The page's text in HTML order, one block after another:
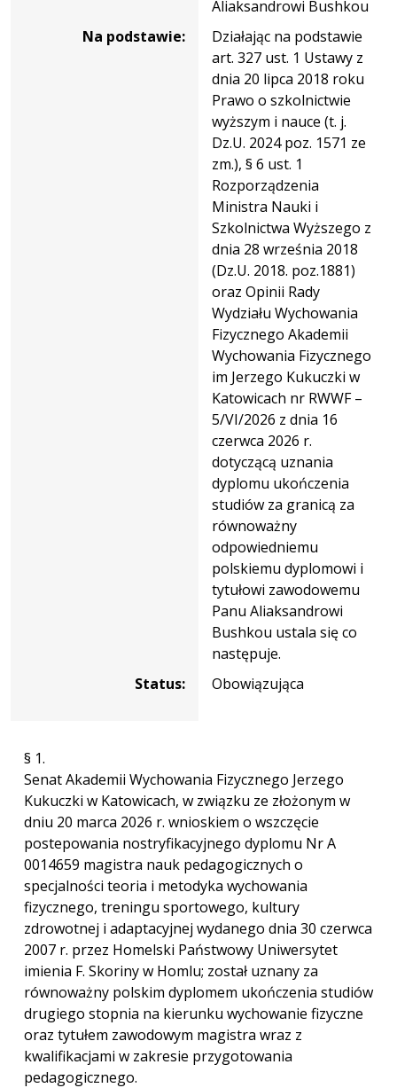
Aliaksandrowi Bushkou
Na podstawie:
Działając na podstawie
art. 327 ust. 1 Ustawy z
dnia 20 lipca 2018 roku
Prawo o szkolnictwie
wyższym i nauce (t. j.
Dz.U. 2024 poz. 1571 ze
zm.), § 6 ust. 1
Rozporządzenia
Ministra Nauki i
Szkolnictwa Wyższego z
dnia 28 września 2018
(Dz.U. 2018. poz.1881)
oraz Opinii Rady
Wydziału Wychowania
Fizycznego Akademii
Wychowania Fizycznego
im Jerzego Kukuczki w
Katowicach nr RWWF –
5/VI/2026 z dnia 16
czerwca 2026 r.
dotyczącą uznania
dyplomu ukończenia
studiów za granicą za
równoważny
odpowiedniemu
polskiemu dyplomowi i
tytułowi zawodowemu
Panu Aliaksandrowi
Bushkou ustala się co
następuje.
Status:
Obowiązująca
§ 1.
Senat Akademii Wychowania Fizycznego Jerzego
Kukuczki w Katowicach, w związku ze złożonym w
dniu 20 marca 2026 r. wnioskiem o wszczęcie
postepowania nostryfikacyjnego dyplomu Nr A
0014659 magistra nauk pedagogicznych o
specjalności teoria i metodyka wychowania
fizycznego, treningu sportowego, kultury
zdrowotnej i adaptacyjnej wydanego dnia 30 czerwca
2007 r. przez Homelski Państwowy Uniwersytet
imienia F. Skoriny w Homlu; został uznany za
równoważny polskim dyplomem ukończenia studiów
drugiego stopnia na kierunku wychowanie fizyczne
oraz tytułem zawodowym magistra wraz z
kwalifikacjami w zakresie przygotowania
pedagogicznego.